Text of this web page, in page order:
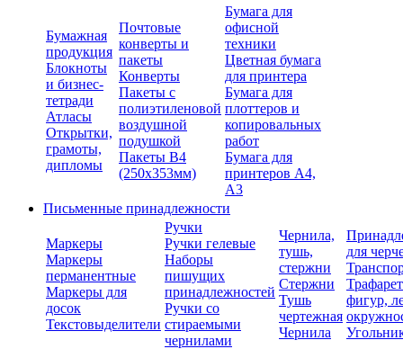
Бумажная
продукция
Блокноты
и бизнес-
тетради
Атласы
Открытки,
грамоты,
дипломы
Почтовые
конверты и
пакеты
Конверты
Пакеты с
полиэтиленовой
воздушной
подушкой
Пакеты В4
(250х353мм)
Бумага для
офисной
техники
Цветная бумага
для принтера
Бумага для
плоттеров и
копировальных
работ
Бумага для
принтеров А4,
А3
Письменные принадлежности
Маркеры
Маркеры
перманентные
Маркеры для
досок
Текстовыделители
Ручки
Ручки гелевые
Наборы
пишущих
принадлежностей
Ручки со
стираемыми
чернилами
Чернила,
тушь,
стержни
Стержни
Тушь
чертежная
Чернила
для
фигур,